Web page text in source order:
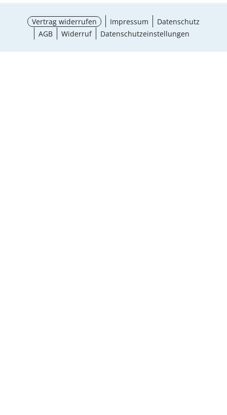
Vertrag widerrufen Impressum
Datenschutz
AGB
Widerruf Datenschutzeinstellungen